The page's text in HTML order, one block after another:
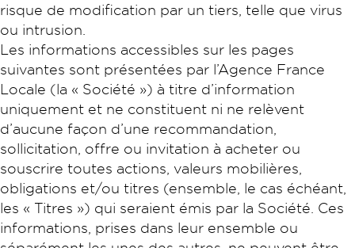
risque de modification par un tiers, telle que virus
ou intrusion.
Les informations accessibles sur les pages
suivantes sont présentées par l’Agence France
Locale (la « Société ») à titre d’information
uniquement et ne constituent ni ne relèvent
d’aucune façon d’une recommandation,
sollicitation, offre ou invitation à acheter ou
souscrire toutes actions, valeurs mobilières,
obligations et/ou titres (ensemble, le cas échéant,
les « Titres ») qui seraient émis par la Société. Ces
informations, prises dans leur ensemble ou